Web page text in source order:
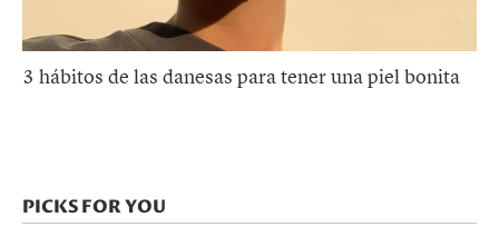
3 hábitos de las danesas para tener una piel bonita
PICKS FOR YOU